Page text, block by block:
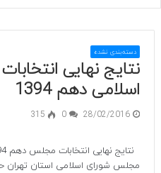
دسته‌بندی نشده
نتایج نهایی
اسلامی دهم 1394
28/02/2016
0
315
مجلس شورای اسلامی استان تهران